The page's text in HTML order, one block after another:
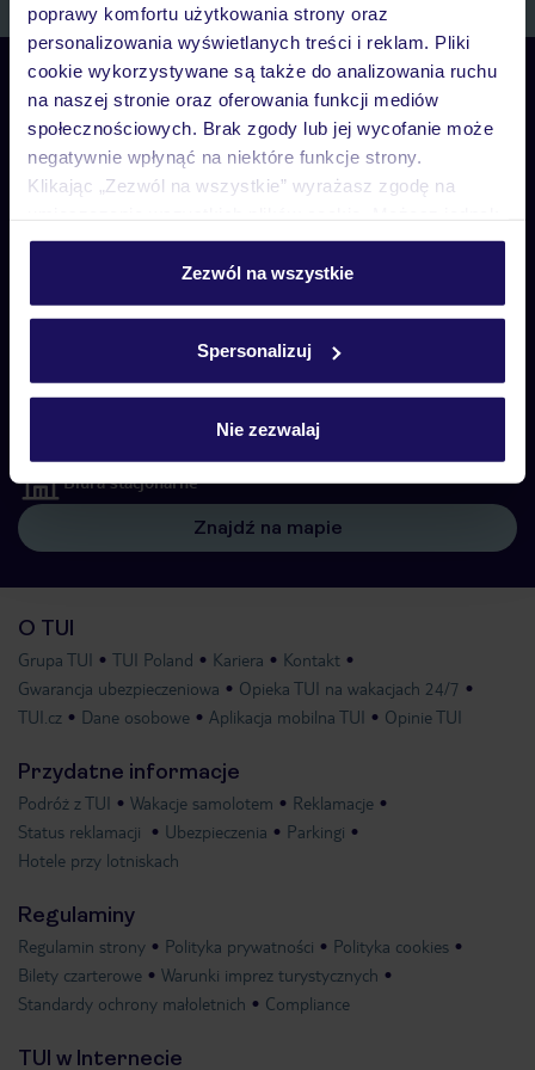
poprawy komfortu użytkowania strony oraz
personalizowania wyświetlanych treści i reklam. Pliki
cookie wykorzystywane są także do analizowania ruchu
na naszej stronie oraz oferowania funkcji mediów
społecznościowych. Brak zgody lub jej wycofanie może
negatywnie wpłynąć na niektóre funkcje strony.
Klikając „Zezwól na wszystkie” wyrażasz zgodę na
personalizować swój wybór wchodząc w zakładkę
Szczegółowe informacje o plikach cookie znajdziesz
Zezwól na wszystkie
Spersonalizuj
Nie zezwalaj
Skontaktuj się z nami
Telefoniczne Centrum Rezerwacji
pon. – pt. 08:00–22:00, sob. – niedz. 09:00–21:00
22 270 31 20
22 255 04 02
Biuro Obsługi Klienta
Biura stacjonarne
Znajdź na mapie
O TUI
Grupa TUI TUI Poland Kariera
Kontakt
Gwarancja ubezpieczeniowa
Opieka TUI na wakacjach 24/7
TUI.cz
Dane osobowe Aplikacja mobilna TUI Opinie TUI
Przydatne informacje
Podróż z TUI Wakacje samolotem
Reklamacje
Status reklamacji
Ubezpieczenia
Parkingi
Hotele przy lotniskach
Regulaminy
Regulamin strony Polityka prywatności
Polityka cookies
Bilety czarterowe
Warunki imprez turystycznych
Standardy ochrony małoletnich
Compliance
TUI w Internecie